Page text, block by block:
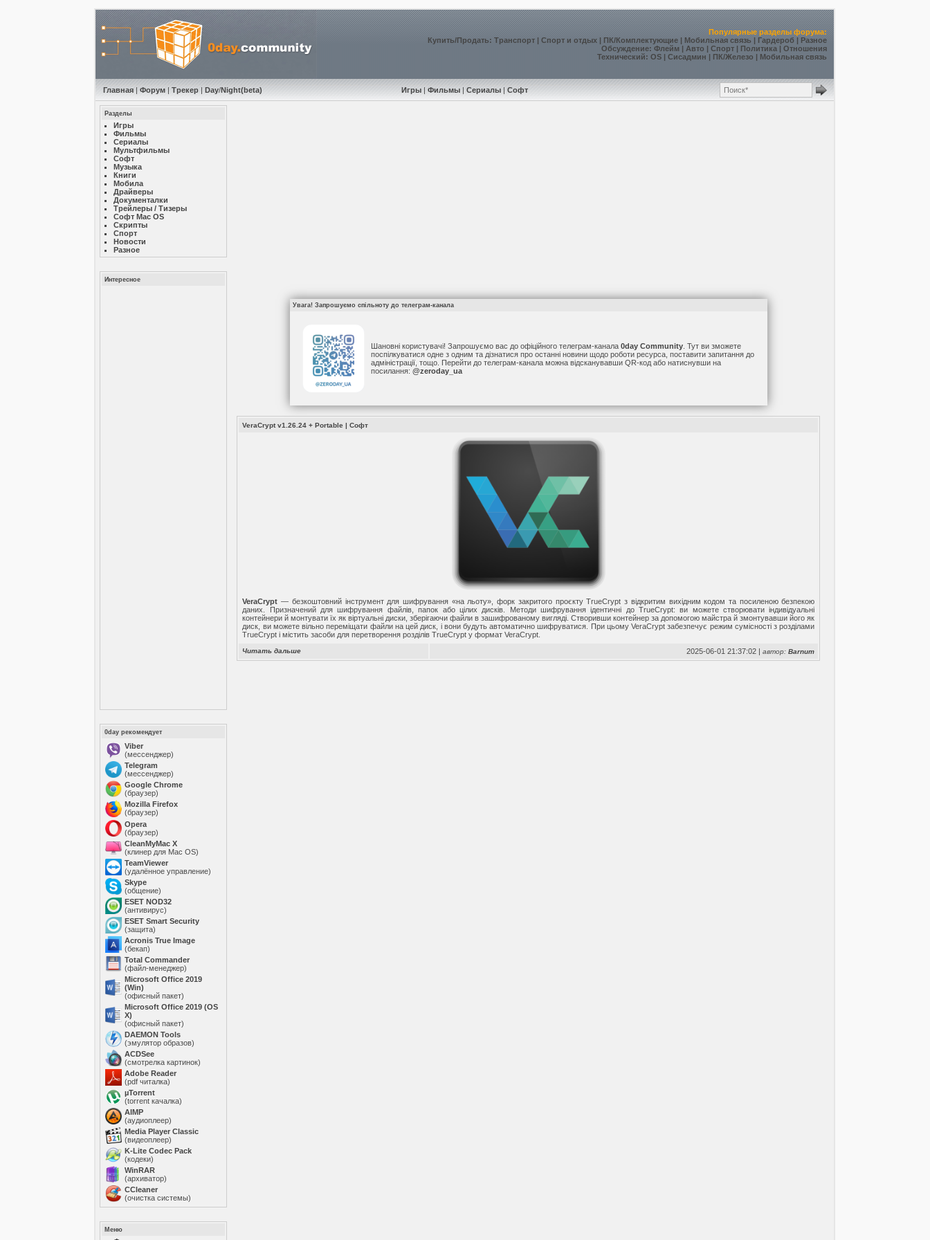
Популярные разделы форума:
Купить/Продать:Транспорт |Спорт и отдых |ПК/Комплектующие |Мобильная связь | Гардероб |Разное
Обсуждение:Флейм | Авто |Спорт | Политика |Отношения
Технический:OS |Сисадмин | ПК/Железо | Мобильная связь
Главная |Форум |Трекер |Day/Night(beta) Игры |Фильмы |Сериалы |Софт
Разделы
Игры
Фильмы
Сериалы
Мультфильмы
Софт
Музыкa
Книги
Мобила
Драйверы
Документалки
Трейлеры / Тизеры
Софт Mac OS
Скрипты
Спорт
Новости
Разное
Интересное
0day рекомендует
Viber
(мессенджер)
Telegram
(мессенджер)
Google Chrome
(браузер)
Mozilla Firefox
(браузер)
Opera
(браузер)
CleanMyMac X
(клинер для Mac OS)
TeamViewer
(удалённое управление)
Skype
(общение)
ESET NOD32
(антивирус)
ESET Smart Security
(защита)
Acronis True Image
(бекап)
Total Commander
(файл-менеджер)
Microsoft Office 2019
(Win)
(офисный пакет)
Microsoft Office 2019 (OS
X)
(офисный пакет)
DAEMON Tools
(эмулятор образов)
ACDSee
(смотрелка картинок)
Adobe Reader
(pdf читалка)
µTorrent
(torrent качалка)
AIMP
(аудиоплеер)
Media Player Classic
(видеоплеер)
K-Lite Codec Pack
(кодеки)
WinRAR
(архиватор)
ССleaner
(очистка системы)
Меню
Увага! Запрошуємо спільноту до телеграм-канала
Шановні користувачі! Запрошуємо вас до офіційного телеграм-канала 0day Community. Тут ви зможете
поспілкуватися одне з одним та дізнатися про останні новини щодо роботи ресурса, поставити запитання до
адміністрації, тощо. Перейти до телеграм-канала можна відсканувавши QR-код або натиснувши на
посилання: @zeroday_ua
VeraCrypt v1.26.24 + Portable |Софт
VeraCrypt — безкоштовний інструмент для шифрування «на льоту», форк закритого проєкту TrueCrypt з відкритим вихідним кодом та посиленою безпекою
даних. Призначений для шифрування файлів, папок або цілих дисків. Методи шифрування ідентичні до TrueCrypt: ви можете створювати індивідуальні
контейнери й монтувати їх як віртуальні диски, зберігаючи файли в зашифрованому вигляді. Створивши контейнер за допомогою майстра й змонтувавши його як
диск, ви можете вільно переміщати файли на цей диск, і вони будуть автоматично шифруватися. При цьому VeraCrypt забезпечує режим сумісності з розділами
TrueCrypt і містить засоби для перетворення розділів TrueCrypt у формат VeraCrypt.
Читать дальше 2025-06-01 21:37:02 |автор:Barnum